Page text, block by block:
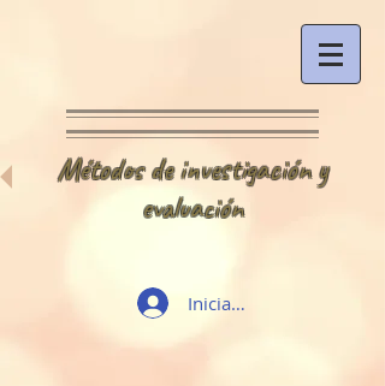
Métodos de investigación y
evaluación
Iniciar sesión